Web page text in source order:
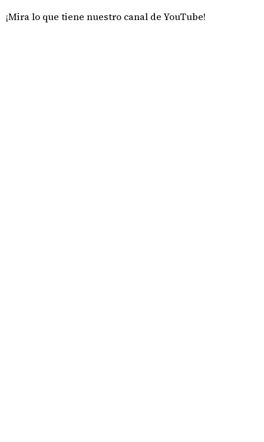
¡Mira lo que tiene nuestro canal de YouTube!